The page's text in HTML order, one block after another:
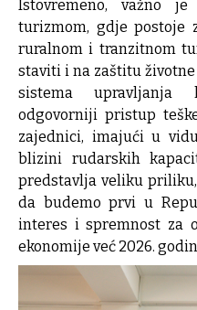
Istovremeno, važno
turizmom, gdje postoje
ruralnom i tranzitnom
staviti i na zaštitu
sistema upravljanja
odgovorniji pristup
zajednici, imajući u
blizini rudarskih
predstavlja veliku
da budemo prvi u
interes i spremnost za
ekonomije već 2026.